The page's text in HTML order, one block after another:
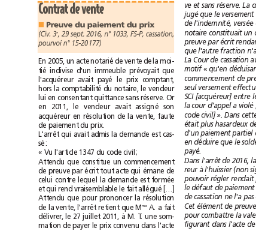
Contrat de vente
Preuve du paiement du prix
( Civ. 3e, 29 sept. 2016, n°1033, FS-P, cassation,
pourvoi n°15-20177)
En 2005, un acte notarié de vente de la moi-
tié indivise d'un immeuble prévoyait
que
l'acquéreur
avait payé le prix
comptant,
hors la comptabilité du notaire, le vendeur
lui en consentant quittance sans réserve.
Or
en
2011, le vendeur avait assigné
son
acquéreur
en résolution de la vente,
faute
de
paiement du
prix.
L'arrêt
qui avait admis la demande est
cas-
sé:
«
Vu l'article 1347 du code
civil;
Attendu
que constitue un
commencement
de
preuve par écrit tout acte qui émane de
celui contre la demande est
formée
et
qui rend vraisemblable le fait allégué
Attendu que pour prononcer la résolution
de la vente, l'arrêt retient que M me A. a fait
délivrer, le 27juillet 2011, à M. T. une
som-
mation
de payer le prix convenu dans
l'acte
ve et sans réserve. La
jugé que le versement
de
l'indemnité,
versée
notaire
constituait
un
p
reuve par écrit
que l'autre fraction
La Cour de cassation
motif « qu'en
commencement
de
seul versement effectué
SCI [acquéreur] entre
la
cour d'appel a violé
code civil] ». Dans cette
était plus hasardeux
de
d'un
paiement partiel
en
déduire que le
solde
payé.
Dans
l'arrêt de 2016, la
reur à l'huissier
(non
pouvoir
régler rendait
le
défaut de paiement
de cassation ne l'a pas
Cet élément de
preuve
pour
combattre la
figurant dans l'acte de